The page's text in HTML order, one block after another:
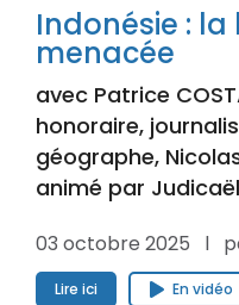
Indonésie :
menacée
avec Patrice
honoraire,
géographe, Nicolas
animé par
03 octobre 2025 l
Lire ici En vidéo